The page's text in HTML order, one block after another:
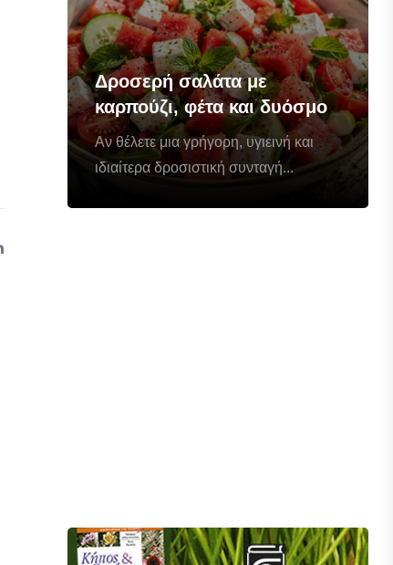
Δροσερή σαλάτα με
καρπούζι, φέτα και δυόσμο
Αν θέλετε μια γρήγορη, υγιεινή και
ιδιαίτερα δροσιστική συνταγή...